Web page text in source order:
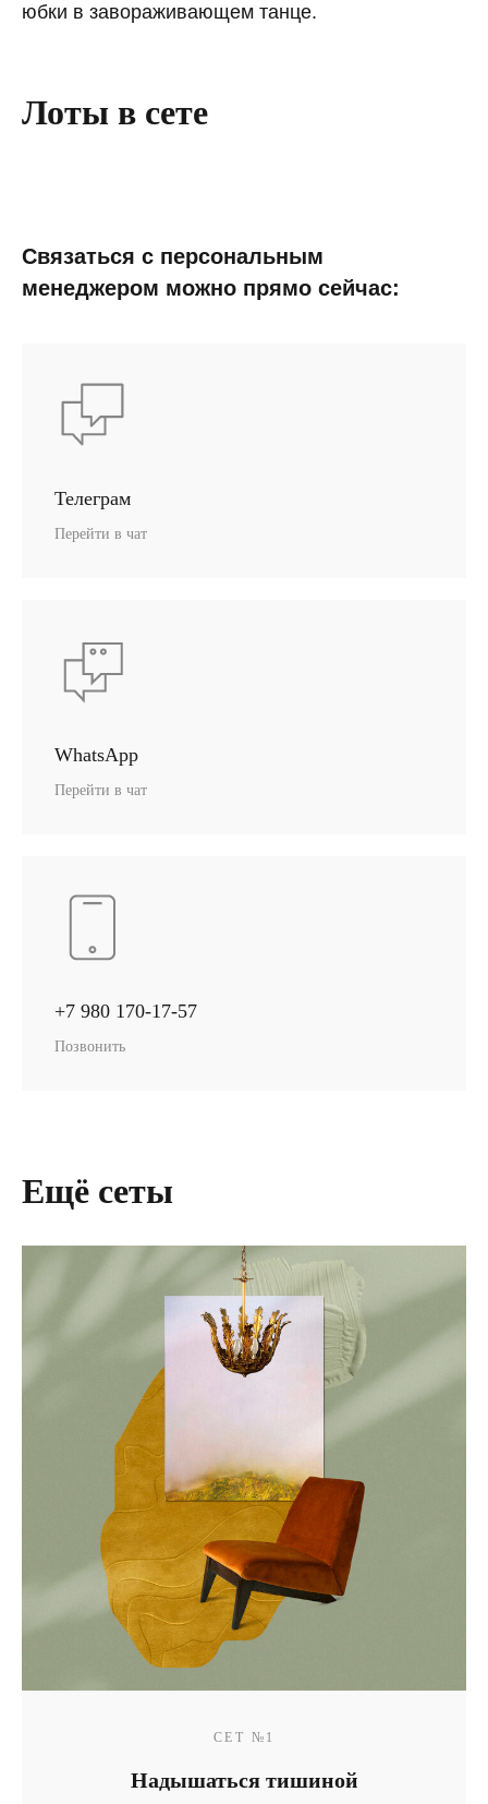
юбки в завораживающем танце.
Лоты в сете
Связаться с персональным
менеджером можно прямо сейчас:
Телеграм
Перейти в чат
WhatsApp
Перейти в чат
+7 980 170-17-57
Позвонить
Ещё сеты
СЕТ №1
Надышаться тишиной